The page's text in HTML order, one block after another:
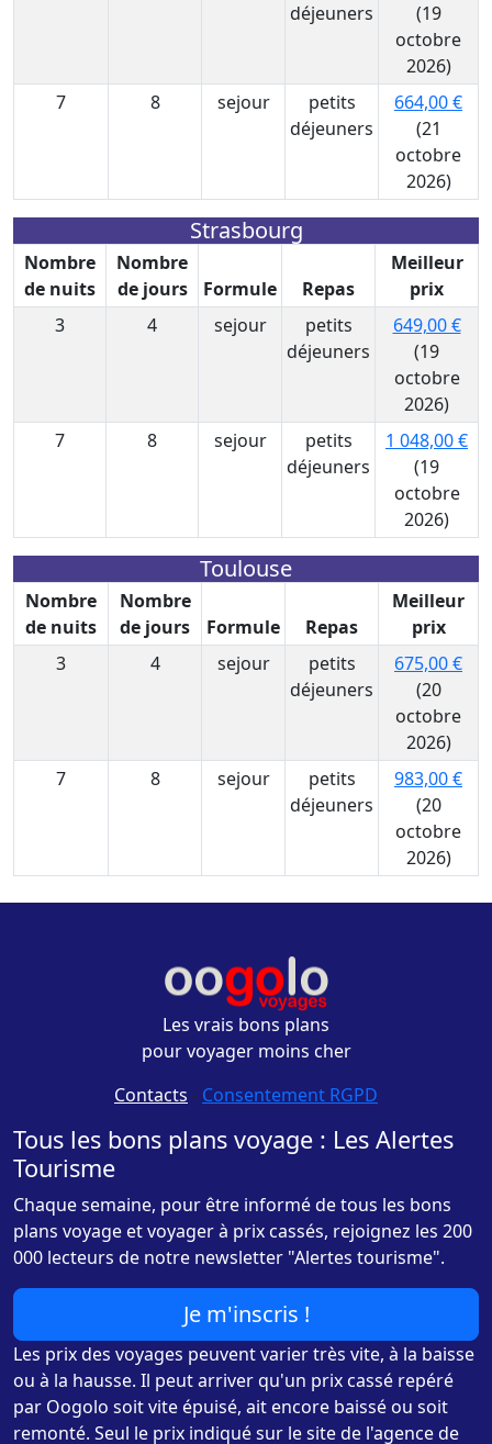
déjeuners
(19
octobre
2026)
7
8 sejour
petits
déjeuners
664,00 €
(21
octobre
2026)
Strasbourg
Nombre
de nuits
Nombre
de jours
Formule Repas
Meilleur
prix
3
4 sejour
petits
déjeuners
649,00 €
(19
octobre
2026)
7
8 sejour
petits
déjeuners
1 048,00 €
(19
octobre
2026)
Toulouse
Nombre
de nuits
Nombre
de jours
Formule Repas
Meilleur
prix
3
4 sejour
petits
déjeuners
675,00 €
(20
octobre
2026)
7
8 sejour
petits
déjeuners
983,00 €
(20
octobre
2026)
Les vrais bons plans
pour voyager moins cher
Contacts - Consentement RGPD
Tous les bons plans voyage : Les Alertes
Tourisme
Chaque semaine, pour être informé de tous les bons
plans voyage et voyager à prix cassés, rejoignez les 200
000 lecteurs de notre newsletter "Alertes tourisme".
Je m'inscris !
Les prix des voyages peuvent varier très vite, à la baisse
ou à la hausse. Il peut arriver qu'un prix cassé repéré
par Oogolo soit vite épuisé, ait encore baissé ou soit
remonté. Seul le prix indiqué sur le site de l'agence de